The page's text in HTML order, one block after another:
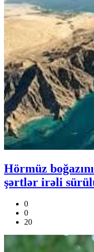
Hörmüz
şərtlər irəli
0
0
20